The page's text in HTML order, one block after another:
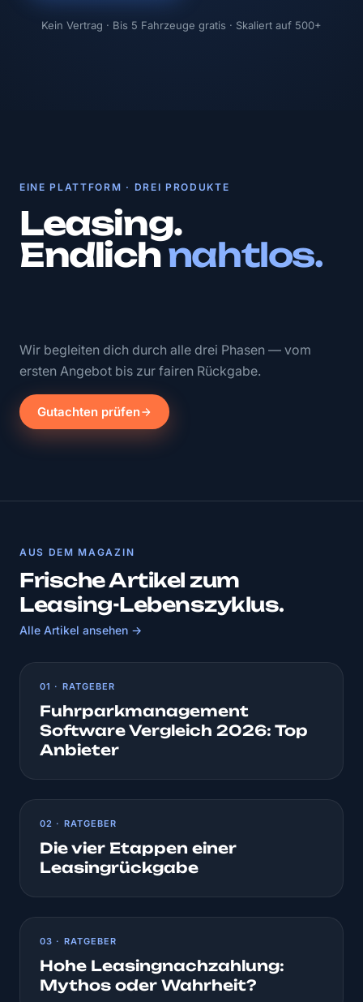
Kein Vertrag · Bis 5 Fahrzeuge gratis · Skaliert auf 500+
EINE PLATTFORM · DREI PRODUKTE
Leasing.
Endlichnahtlos.
Wir begleiten dich durch alle drei Phasen — vom
ersten Angebot bis zur fairen Rückgabe.
Gutachten prüfen
AUS DEM MAGAZIN
Frische Artikel zum
Leasing-Lebenszyklus.
Alle Artikel ansehen →
01 · RATGEBER
Fuhrparkmanagement
Software Vergleich 2026: Top
Anbieter
02 · RATGEBER
Die vier Etappen einer
Leasingrückgabe
03 · RATGEBER
Hohe Leasingnachzahlung:
Mythos oder Wahrheit?